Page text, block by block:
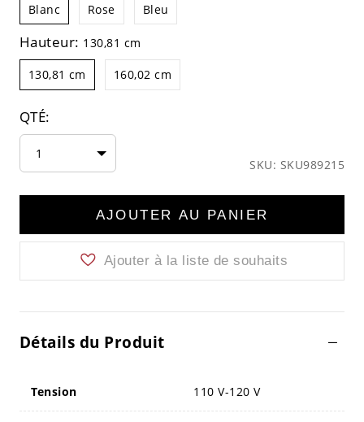
Blanc Rose Bleu
Hauteur: 130,81 cm
130,81 cm 160,02 cm
QTÉ:
1
SKU: SKU989215
AJOUTER AU PANIER
Ajouter à la liste de souhaits
Détails du Produit
Tension 110 V-120 V